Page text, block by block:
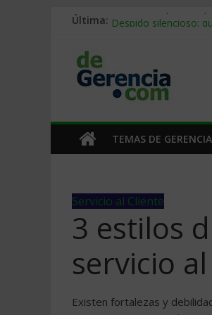
Última: Stablecoins para
Trabajo forzoso en
Mercado hispano de
TEMAS DE GERENCIA
Servicio al Cliente
3 estilos
servicio
Existen fortalezas y